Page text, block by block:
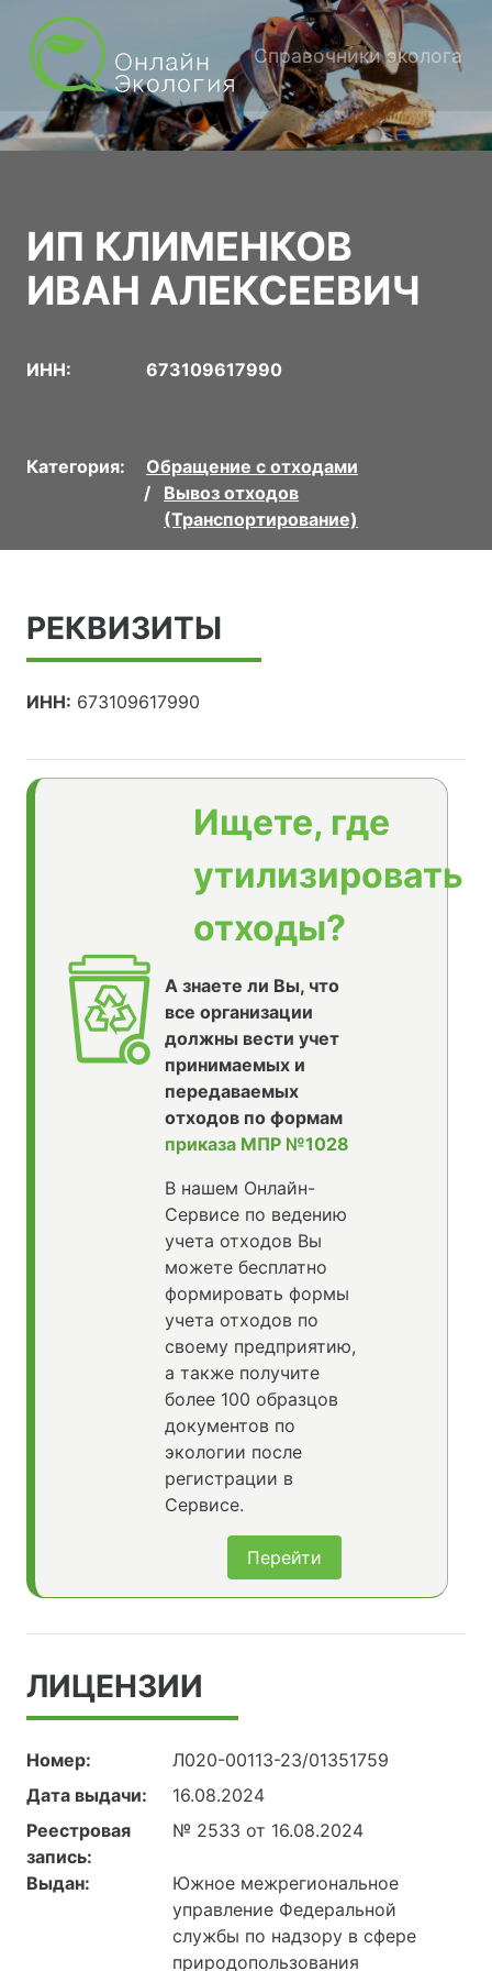
Справочники эколога
ИП КЛИМЕНКОВ
ИВАН АЛЕКСЕЕВИЧ
ИНН: 673109617990
Категория:
Обращение с отходами
Вывоз отходов
(Транспортирование)
РЕКВИЗИТЫ
ИНН: 673109617990
Ищете, где
утилизировать
отходы?
А знаете ли Вы, что
все организации
должны вести учет
принимаемых и
передаваемых
отходов по формам
приказа МПР №1028
В нашем Онлайн-
Сервисе по ведению
учета отходов Вы
можете бесплатно
формировать формы
учета отходов по
своему предприятию,
а также получите
более 100 образцов
документов по
экологии после
регистрации в
Сервисе.
Перейти
ЛИЦЕНЗИИ
Номер:
Л020-00113-23/01351759
Дата выдачи:
16.08.2024
Реестровая
запись:
№ 2533 от 16.08.2024
Выдан:
Южное межрегиональное
управление Федеральной
службы по надзору в сфере
природопользования